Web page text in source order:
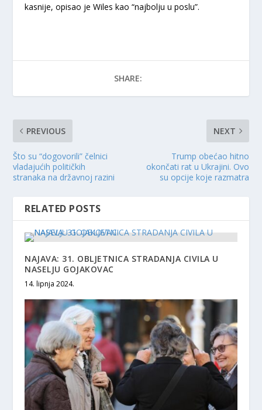
kasnije, opisao je Wiles kao “najbolju u poslu”.
SHARE:
PREVIOUS
Što su “dogovorili” čelnici
vladajućih političkih
stranaka na državnoj razini
NEXT
Trump obećao hitno
okončati rat u Ukrajini. Ovo
su opcije koje razmatra
RELATED POSTS
NAJAVA: 31. OBLJETNICA STRADANJA CIVILA U
NASELJU GOJAKOVAC
14. lipnja 2024.